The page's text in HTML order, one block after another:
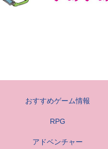
おすすめゲーム情報
RPG
アドベンチャー